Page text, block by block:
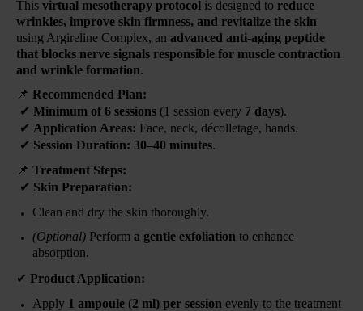
This virtual mesotherapy protocol is designed to reduce
wrinkles, improve skin firmness, and revitalize the skin
using Argireline Complex, an advanced anti-aging peptide
that blocks nerve signals responsible for muscle contraction
and wrinkle formation.
📌 Recommended Plan:
✔ Minimum of 6 sessions (1 session every 7 days).
✔ Application Areas: Face, neck, décolletage, hands.
✔ Session Duration: 30–40 minutes.
📌 Treatment Steps:
✔ Skin Preparation:
Clean and dry the skin thoroughly.
(Optional) Perform a gentle exfoliation to enhance
absorption.
✔ Product Application:
Apply 1 ampoule (2 ml) per session evenly to the treatment